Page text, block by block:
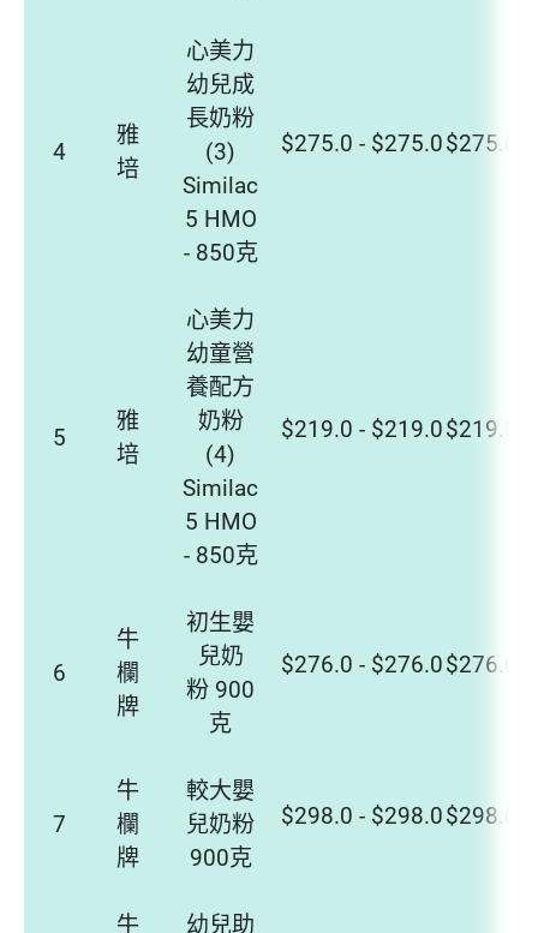
4
雅
培
心美力
幼兒成
長奶粉
(3)
Similac
5 HMO
- 850克
$275.0 - $275.0$275.0 -
5
雅
培
心美力
幼童營
養配方
奶粉
(4)
Similac
5 HMO
- 850克
$219.0 - $219.0$219.0 -
6
牛
欄
牌
初生嬰
兒奶
粉 900
克
$276.0 - $276.0$276.0 -
7
牛
欄
牌
較大嬰
兒奶粉
900克
$298.0 - $298.0$298.0 -
牛 幼兒助